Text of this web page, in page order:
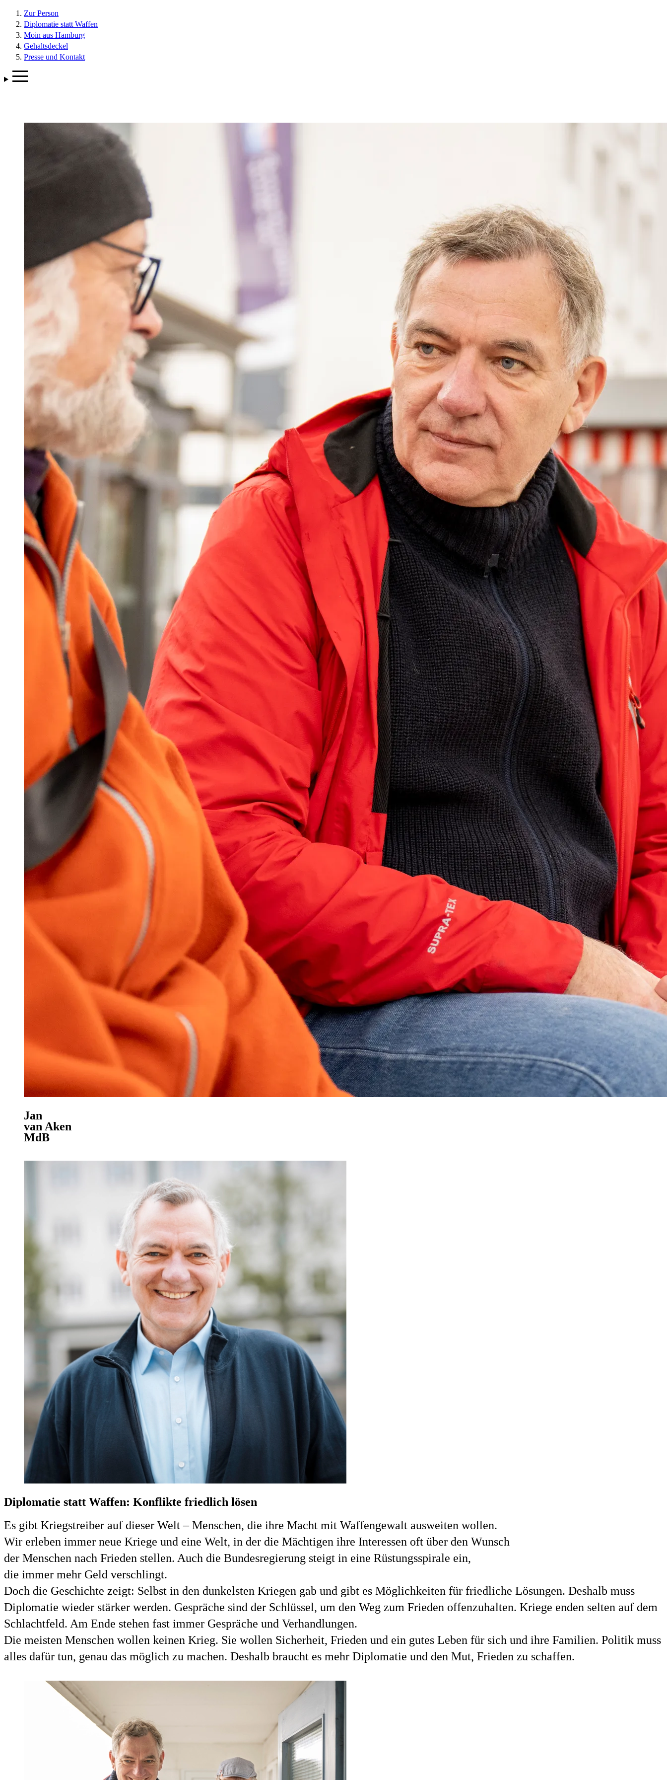
Zur Person
Diplomatie statt Waffen
Moin aus Hamburg
Gehaltsdeckel
Presse und Kontakt
Jan
van Aken
MdB
Diplomatie statt Waffen: Konflikte friedlich lösen
Es gibt Kriegstreiber auf dieser Welt – Menschen, die ihre Macht mit Waffengewalt ausweiten wollen.
Wir erleben immer neue Kriege und eine Welt, in der die Mächtigen ihre Interessen oft über den Wunsch
der Menschen nach Frieden stellen. Auch die Bundesregierung steigt in eine Rüstungsspirale ein,
die immer mehr Geld verschlingt.
Doch die Geschichte zeigt: Selbst in den dunkelsten Kriegen gab und gibt es Möglichkeiten für friedliche Lösungen. Deshalb muss
Diplomatie wieder stärker werden. Gespräche sind der Schlüssel, um den Weg zum Frieden offenzuhalten. Kriege enden selten auf dem
Schlachtfeld. Am Ende stehen fast immer Gespräche und Verhandlungen.
Die meisten Menschen wollen keinen Krieg. Sie wollen Sicherheit, Frieden und ein gutes Leben für sich und ihre Familien. Politik muss
alles dafür tun, genau das möglich zu machen. Deshalb braucht es mehr Diplomatie und den Mut, Frieden zu schaffen.